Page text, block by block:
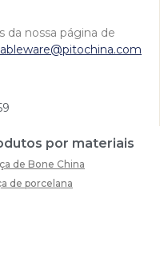
da nossa página de
por materiais
de Bone China
de porcelana